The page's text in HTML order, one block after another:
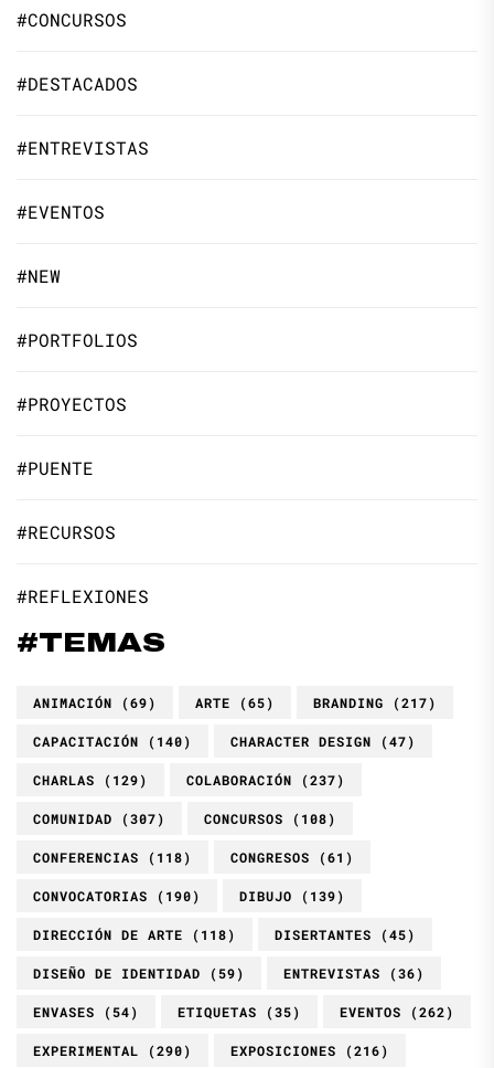
#CONCURSOS
#DESTACADOS
#ENTREVISTAS
#EVENTOS
#NEW
#PORTFOLIOS
#PROYECTOS
#PUENTE
#RECURSOS
#REFLEXIONES
#TEMAS
ANIMACIÓN (69) ARTE (65) BRANDING (217)
CAPACITACIÓN (140) CHARACTER DESIGN (47)
CHARLAS (129) COLABORACIÓN (237)
COMUNIDAD (307) CONCURSOS (108)
CONFERENCIAS (118) CONGRESOS (61)
CONVOCATORIAS (190) DIBUJO (139)
DIRECCIÓN DE ARTE (118) DISERTANTES (45)
DISEÑO DE IDENTIDAD (59) ENTREVISTAS (36)
ENVASES (54) ETIQUETAS (35) EVENTOS (262)
EXPERIMENTAL (290) EXPOSICIONES (216)